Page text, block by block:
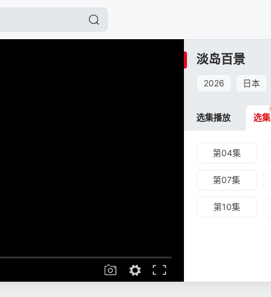
淡岛百景
2026 日本
选集播放 选集
第04集
第07集
第10集